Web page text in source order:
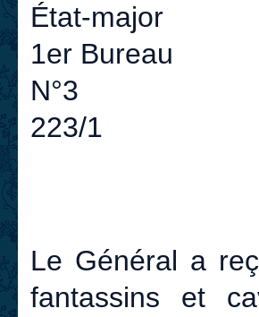
État-major
1er Bureau
N°3
223/1
Le Général a
fantassins et